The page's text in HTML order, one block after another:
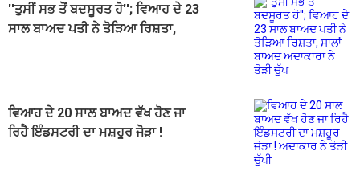
''ਤੁਸੀਂ ਸਭ ਤੋਂ ਬਦਸੂਰਤ ਹੋ''; ਵਿਆਹ ਦੇ 23
ਸਾਲ ਬਾਅਦ ਪਤੀ ਨੇ ਤੋੜਿਆ ਰਿਸ਼ਤਾ,
ਵਿਆਹ ਦੇ 20 ਸਾਲ ਬਾਅਦ ਵੱਖ ਹੋਣ ਜਾ
ਰਿਹੈ ਇੰਡਸਟਰੀ ਦਾ ਮਸ਼ਹੂਰ ਜੋੜਾ !